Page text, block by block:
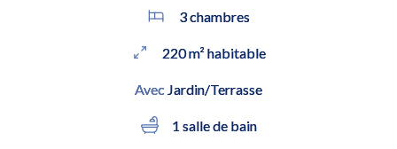
3 chambres
220 m² habitable
AvecJardin/Terrasse
1 salle de bain